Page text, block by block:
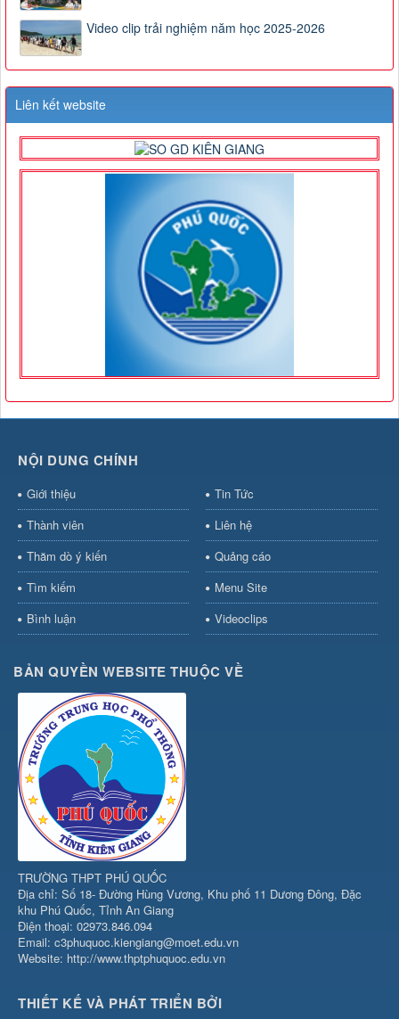
Video clip trải nghiệm năm học 2025-2026
Liên kết website
NỘI DUNG CHÍNH
Giới thiệu
Tin Tức
Thành viên
Liên hệ
Thăm dò ý kiến
Quảng cáo
Tìm kiếm
Menu Site
Bình luận
Videoclips
BẢN QUYỀN WEBSITE THUỘC VỀ
TRƯỜNG THPT PHÚ QUỐC
Địa chỉ: Số 18- Đường Hùng Vương, Khu phố 11 Dương Đông, Đặc
khu Phú Quốc, Tỉnh An Giang
Điện thoại: 02973.846.094
Email: c3phuquoc.kiengiang@moet.edu.vn
Website: http://www.thptphuquoc.edu.vn
THIẾT KẾ VÀ PHÁT TRIỂN BỞI